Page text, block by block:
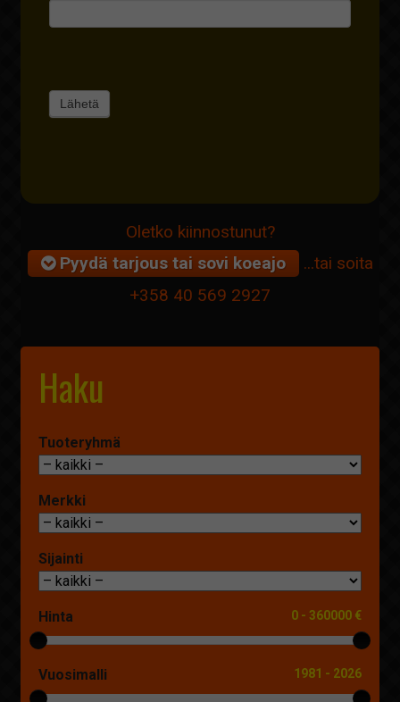
Oletko kiinnostunut?
Pyydä tarjous tai sovi koeajo
...tai soita
+358 40 569 2927
Haku
Tuoteryhmä
Merkki
Sijainti
0 -360000 €
Hinta
1981 - 2026
Vuosimalli